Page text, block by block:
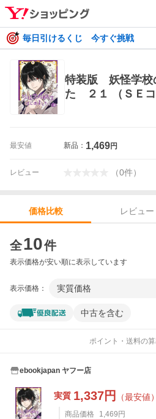
毎日引けるくじ 今すぐ挑戦
特装版 妖怪学校
た ２１ （ＳＥコ
最安値 新品： 1,469円
レビュー （0件）
価格比較 レビュー
全10件
表示価格が安い順に表示しています
表示価格： 実質価格
中古を含む
ポイント・送料の
ebookjapan ヤフー店
実質 1,337円 （最安値）
商品価格 1,469 円